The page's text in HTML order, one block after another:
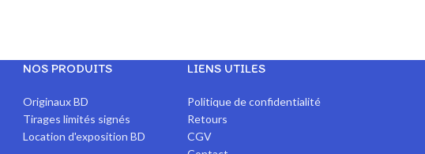
NOS PRODUITS
Originaux BD
Tirages limités signés
Location d'exposition BD
LIENS UTILES
Politique de confidentialité
Retours
CGV